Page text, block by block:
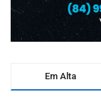
Em Alta